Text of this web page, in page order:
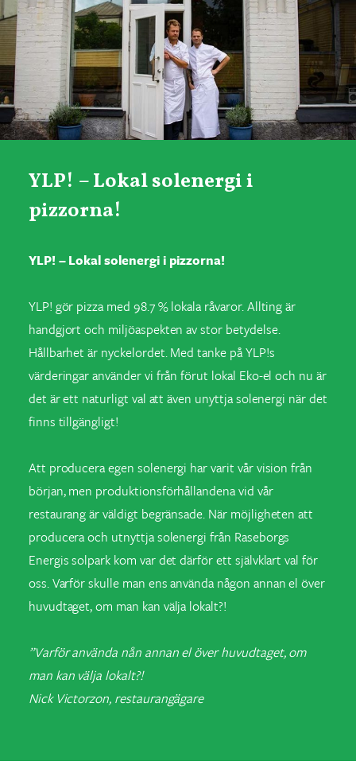
YLP! – Lokal solenergi i
pizzorna!
YLP! – Lokal solenergi i pizzorna!
YLP! gör pizza med 98.7 % lokala råvaror. Allting är
handgjort och miljöaspekten av stor betydelse.
Hållbarhet är nyckelordet. Med tanke på YLP!s
värderingar använder vi från förut lokal Eko-el och nu är
det är ett naturligt val att även unyttja solenergi när det
finns tillgängligt!
Att producera egen solenergi har varit vår vision från
början, men produktionsförhållandena vid vår
restaurang är väldigt begränsade. När möjligheten att
producera och utnyttja solenergi från Raseborgs
Energis solpark kom var det därför ett självklart val för
oss. Varför skulle man ens använda någon annan el över
huvudtaget, om man kan välja lokalt?!
”Varför använda nån annan el över huvudtaget, om
man kan välja lokalt?!
Nick Victorzon, restaurangägare